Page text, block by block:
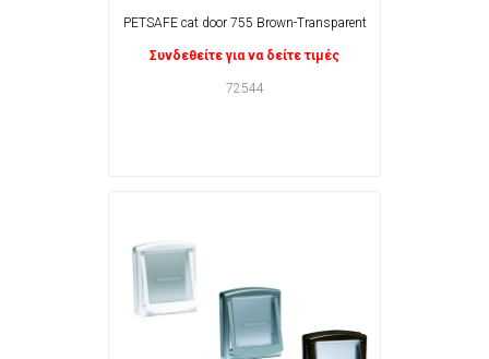
PETSAFE cat door 755 Brown-Transparent
Συνδεθείτε για να δείτε τιμές
72544